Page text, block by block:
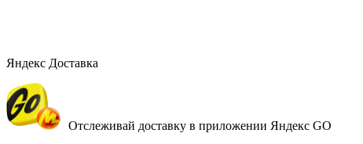
Яндекс Доставка
Отслеживай доставку в приложении Яндекс GO